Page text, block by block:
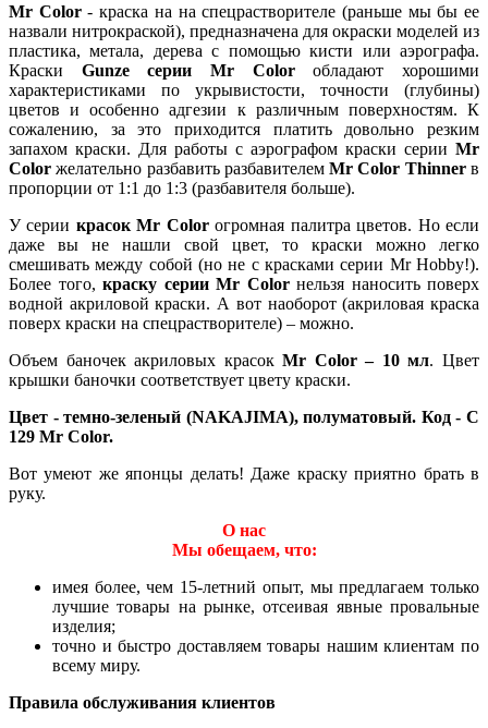
Mr Color- краска на на спецрастворителе (раньше мы бы ее
назвали нитрокраской), предназначена для окраски моделей из
пластика, метала, дерева с помощью кисти или аэрографа.
Краски Gunze серии Mr Colorобладают хорошими
характеристиками по укрывистости, точности (глубины)
цветов и особенно адгезии к различным поверхностям. К
сожалению, за это приходится платить довольно резким
запахом краски. Для работы с аэрографом краски серии Mr
Color желательно разбавить разбавителемMr Color Thinnerв
пропорции от 1:1 до 1:3 (разбавителя больше).
У серии красок Mr Colorогромная палитра цветов. Но если
даже вы не нашли свой цвет, то краски можно легко
смешивать между собой (но не с красками серии Mr Hobby!).
Более того, краску серии Mr Colorнельзя наносить поверх
водной акриловой краски. А вот наоборот (акриловая краска
поверх краски на спецрастворителе) – можно.
Объем баночек акриловых красокMr Color – 10 мл. Цвет
крышки баночки соответствует цвету краски.
Цвет - темно-зеленый (NAKAJIMA), полуматовый. Код - C
129 Mr Color.
Вот умеют же японцы делать! Даже краску приятно брать в
руку.
О нас
Мы обещаем, что:
имея более, чем 15-летний опыт, мы предлагаем только
лучшие товары на рынке, отсеивая явные провальные
изделия;
точно и быстро доставляем товары нашим клиентам по
всему миру.
Правила обслуживания клиентов